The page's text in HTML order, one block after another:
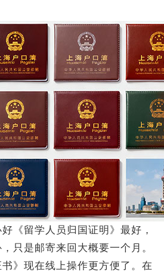
留学人员归国证明》最好，
只是邮寄来回大概要一个月。
书》现在线上操作更方便了。在